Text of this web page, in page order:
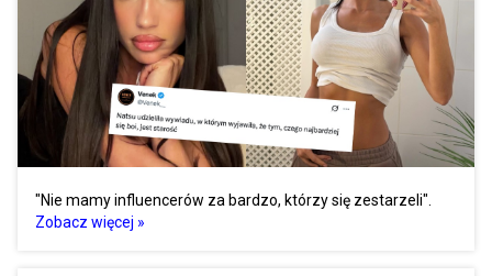
"Nie mamy influencerów za bardzo, którzy się zestarzeli".
Zobacz więcej »